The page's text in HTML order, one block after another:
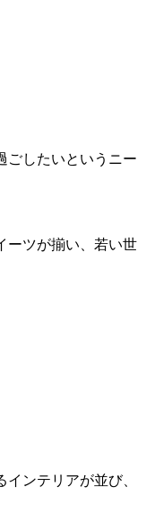
ごしたいというニー
ーツが揃い、若い世
ンテリアが並び、